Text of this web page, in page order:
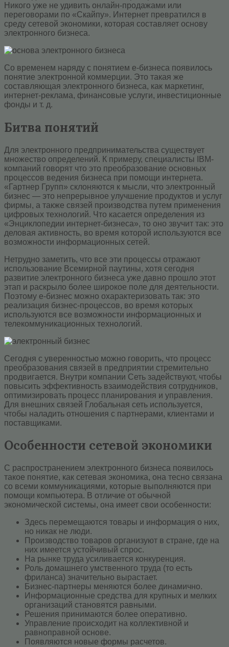
Никого уже не удивить онлайн-продажами или
переговорами по «Скайпу». Интернет превратился в
среду сетевой экономики, которая составляет основу
электронного бизнеса.
Со временем наряду с понятием е-бизнеса появилось
понятие электронной коммерции. Это такая же
составляющая электронного бизнеса, как маркетинг,
интернет-реклама, финансовые услуги, инвестиционные
фонды и т. д.
Битва понятий
Для электронного предпринимательства существует
множество определений. К примеру, специалисты IBM-
компаний говорят что это преобразование основных
процессов ведения бизнеса при помощи интернета.
«Гартнер Групп» склоняются к мысли, что электронный
бизнес — это непрерывное улучшение продуктов и услуг
фирмы, а также связей производства путем применения
цифровых технологий. Что касается определения из
«Энциклопедии интернет-бизнеса», то оно звучит так: это
деловая активность, во время которой используются все
возможности информационных сетей.
Нетрудно заметить, что все эти процессы отражают
использование Всемирной паутины, хотя сегодня
развитие электронного бизнеса уже давно прошло этот
этап и раскрыло более широкое поле для деятельности.
Поэтому е-бизнес можно охарактеризовать так: это
реализация бизнес-процессов, во время которых
используются все возможности информационных и
телекоммуникационных технологий.
Сегодня с уверенностью можно говорить, что процесс
преобразования связей в предприятии стремительно
продвигается. Внутри компании Сеть задействуют, чтобы
повысить эффективность взаимодействия сотрудников,
оптимизировать процесс планирования и управления.
Для внешних связей Глобальная сеть используется,
чтобы наладить отношения с партнерами, клиентами и
поставщиками.
Особенности сетевой экономики
С распространением электронного бизнеса появилось
такое понятие, как сетевая экономика, она тесно связана
со всеми коммуникациями, которые выполняются при
помощи компьютера. В отличие от обычной
экономической системы, она имеет свои особенности:
Здесь перемещаются товары и информация о них,
но никак не люди.
Производство товаров организуют в стране, где на
них имеется устойчивый спрос.
На рынке труда усиливается конкуренция.
Роль домашнего умственного труда (то есть
фриланса) значительно вырастает.
Бизнес-партнеры меняются более динамично.
Информационные средства для крупных и мелких
организаций становятся равными.
Решения принимаются более оперативно.
Управление происходит на коллективной и
равноправной основе.
Появляются новые формы расчетов.